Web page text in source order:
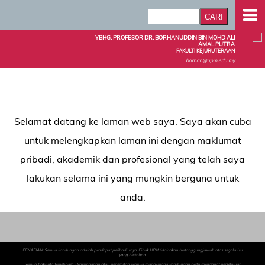
YBHG. PROFESOR DR. BORHANUDDIN BIN MOHD ALI
AMAL PUTRA
FAKULTI KEJURUTERAAN
borhan@upm.edu.my
Selamat datang ke laman web saya. Saya akan cuba
untuk melengkapkan laman ini dengan maklumat
pribadi, akademik dan profesional yang telah saya
lakukan selama ini yang mungkin berguna untuk
anda.
PENAFIAN: Semua kandungan adalah pendapat peribadi saya. Pihak UPM tidak akan bertanggungjawab atas segala isu
yang berkaitan.